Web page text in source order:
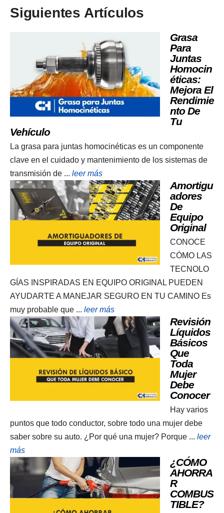
Siguientes Artículos
Grasa
Para
Juntas
Homocin
Éticas:
Mejora El
Rendimie
Nto De
Tu
Vehículo
La grasa para juntas homocinéticas es un componente
clave en el cuidado y mantenimiento de los sistemas de
transmisión de ... leer más
Amortigu
Adores
De
Equipo
Original
CONOCE
CÓMO LAS
TECNOLO
GÍAS INSPIRADAS EN EQUIPO ORIGINAL PUEDEN
AYUDARTE A MANEJAR SEGURO EN TU CAMINO Es
muy probable que ... leer más
Revisión
Líquidos
Básicos
Que
Toda
Mujer
Debe
Conocer
Hay varios
puntos que todo conductor, sobre todo una mujer debe
saber sobre su auto. ¿Por qué una mujer? Porque ... leer
más
¿CÓMO
AHORRA
R
COMBUS
TIBLE?